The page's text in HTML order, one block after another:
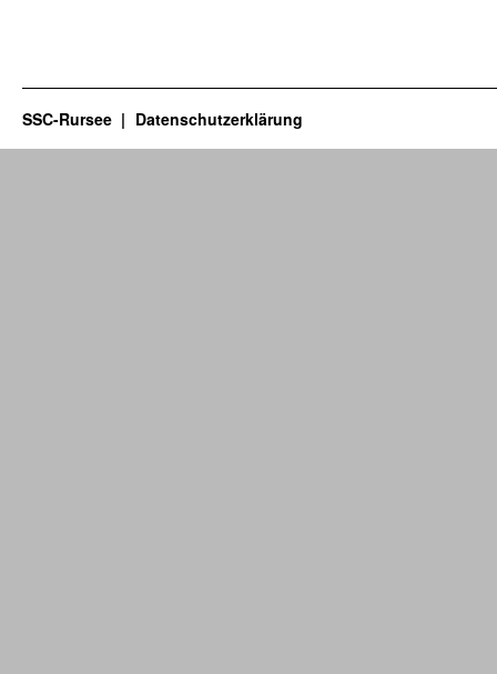
SSC-Rursee Datenschutzerklärung